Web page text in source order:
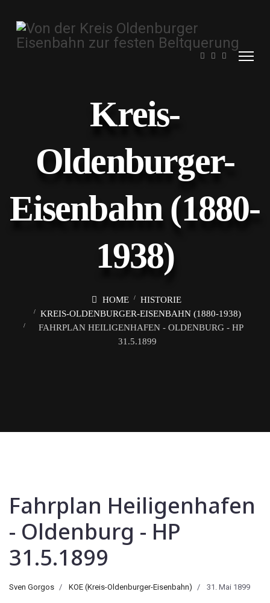
Kreis-
Oldenburger-
Eisenbahn (1880-
1938)
HOME
HISTORIE
KREIS-OLDENBURGER-EISENBAHN (1880-1938)
FAHRPLAN HEILIGENHAFEN - OLDENBURG - HP
31.5.1899
Fahrplan Heiligenhafen
- Oldenburg - HP
31.5.1899
Sven Gorgos KOE (Kreis-Oldenburger-Eisenbahn) 31. Mai 1899